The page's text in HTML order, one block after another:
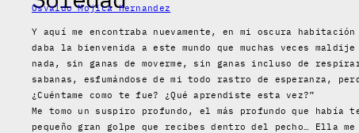
Osvaldo Mojica Hernandez
Y aquí me encontraba nuevamente, en mi oscura
daba la bienvenida a este mundo que muchas veces
nada, sin ganas de moverme, sin ganas incluso de
sabanas, esfumándose de mi todo rastro de esperanza,
¿Cuéntame como te fue? ¿Qué aprendiste esta vez?”
Me tomo un suspiro profundo, el más profundo que había
pequeño gran golpe que recibes dentro del pecho… Ella